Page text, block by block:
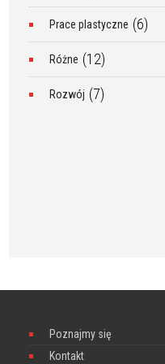
Prace plastyczne (6)
Różne (12)
Rozwój (7)
Poznajmy się
Kontakt